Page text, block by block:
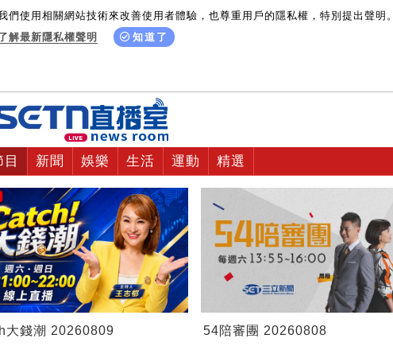
們使用相關網站技術來改善使用者體驗，也尊重用戶的隱私權，特別提出聲明。
解最新隱私權聲明
知道了
目 新聞 娛樂 生活 運動 精選
大錢潮 20260809 54陪審團 20260808